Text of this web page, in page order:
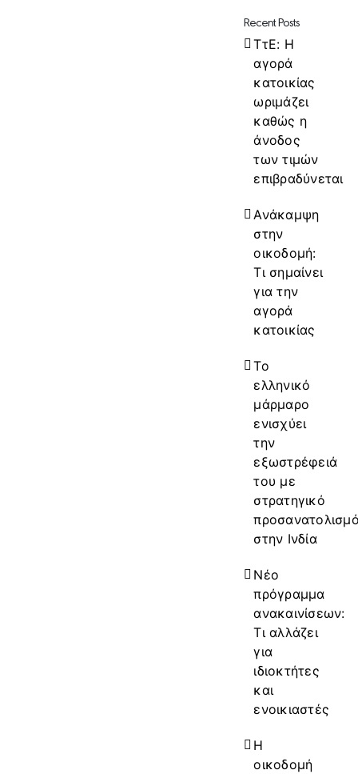
Recent Posts
ΤτΕ: Η
αγορά
κατοικίας
ωριμάζει
καθώς η
άνοδος
των τιμών
επιβραδύνεται
Ανάκαμψη
στην
οικοδομή:
Τι σημαίνει
για την
αγορά
κατοικίας
Το
ελληνικό
μάρμαρο
ενισχύει
την
εξωστρέφειά
του με
στρατηγικό
στην Ινδία
Νέο
πρόγραμμα
ανακαινίσεων:
Τι αλλάζει
για
ιδιοκτήτες
και
ενοικιαστές
Η
οικοδομή